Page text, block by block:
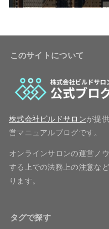
このサイトについて
株式会社ビルドサロンが提
営マニュアルブログです。
オンラインサロンの運営ノ
する上での法務上の注意な
ります。
タグで探す